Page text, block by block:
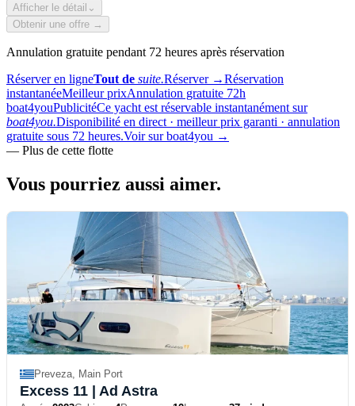
Afficher le détail ⌄
Obtenir une offre →
Annulation gratuite pendant 72 heures après réservation
Réserver en ligneTout de suite.Réserver →Réservation
instantanéeMeilleur prixAnnulation gratuite 72h
boat4youPublicitéCe yacht est réservable instantanément sur
boat4you.Disponibilité en direct · meilleur prix garanti · annulation
gratuite sous 72 heures.Voir sur boat4you →
— Plus de cette flotte
Vous pourriez aussi aimer.
Preveza, Main Port
Excess 11 | Ad Astra